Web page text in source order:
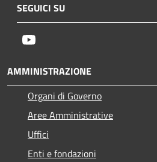
SEGUICI SU
AMMINISTRAZIONE
Organi di Governo
Aree Amministrative
Uffici
Enti e fondazioni